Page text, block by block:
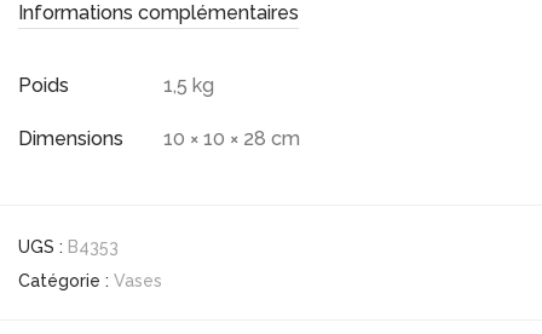
Informations complémentaires
Poids 1,5 kg
Dimensions 10 × 10 × 28 cm
UGS : B4353
Catégorie : Vases